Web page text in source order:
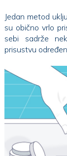
Jedan metod
su obično vrlo
sebi sadrže
prisustvu